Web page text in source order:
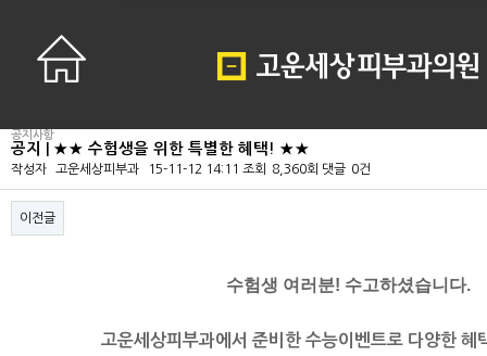
공지사항
공지 | ★★ 수험생을 위한 특별한 혜택! ★★
작성자 고운세상피부과 15-11-12 14:11 조회 8,360회 댓글 0건
이전글
수험생 여러분! 수고하셨습니다.
고운세상피부과에서 준비한 수능이벤트로 다양한 혜